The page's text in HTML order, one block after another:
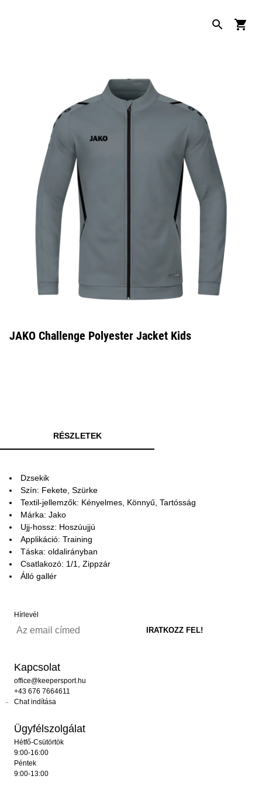
JAKO Challenge Polyester Jacket Kids
RÉSZLETEK
Dzsekik
Szín: Fekete, Szürke
Textil-jellemzők: Kényelmes, Könnyű, Tartósság
Márka: Jako
Ujj-hossz: Hoszúujjú
Applikáció: Training
Táska: oldalirányban
Csatlakozó: 1/1, Zippzár
Álló gallér
Hírlevél
Kapcsolat
office@keepersport.hu
+43 676 7664611
Chat indítása
Ügyfélszolgálat
Hétfő-Csütörtök
9:00-16:00
Péntek
9:00-13:00